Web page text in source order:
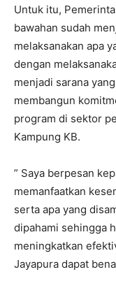
Untuk itu,
bawahan sudah
melaksanakan apa
dengan
menjadi sarana
membangun
program di sektor
Kampung KB.
” Saya berpesan
memanfaatkan
serta apa yang
dipahami sehingga
meningkatkan
Jayapura dapat